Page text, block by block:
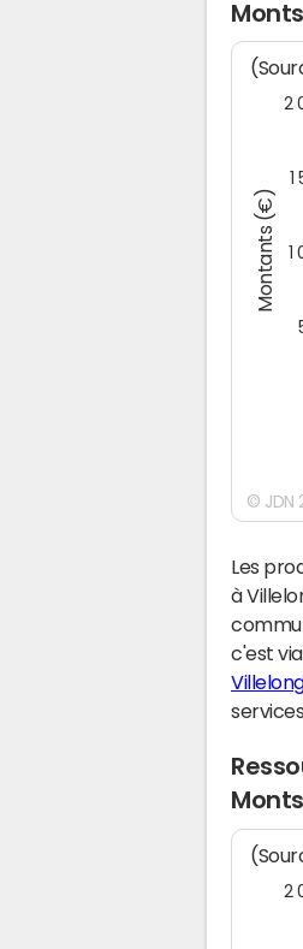
Monts
Montants (€)
2
© JDN
Les
à
c'est
Monts
2